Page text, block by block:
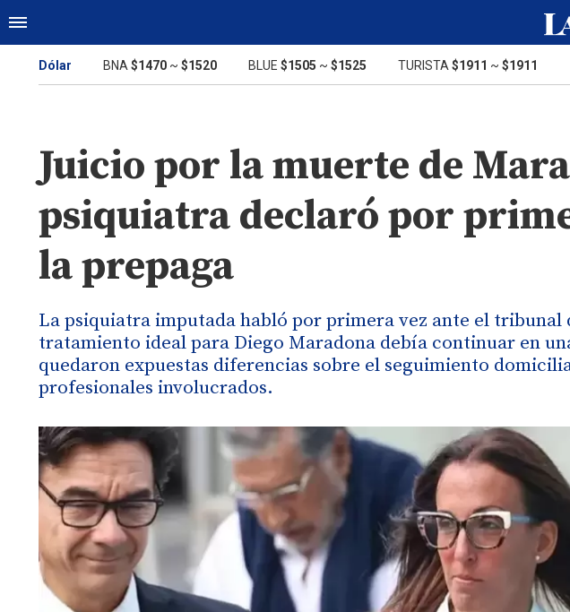
Dólar BNA $1470 ~ $1520 BLUE $1505 ~ $1525 TURISTA $1911 ~ $1911
Juicio por la muerte de
psiquiatra declaró por
la prepaga
La psiquiatra imputada habló por primera vez ante el tribunal
tratamiento ideal para Diego Maradona debía continuar en
quedaron expuestas diferencias sobre el seguimiento
profesionales involucrados.